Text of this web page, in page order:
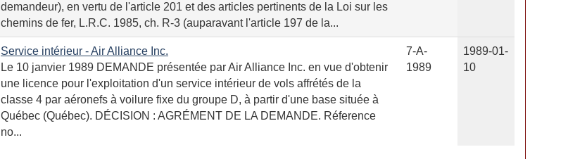
demandeur), en vertu de l'article 201 et des articles pertinents de la Loi sur les
chemins de fer, L.R.C. 1985, ch. R-3 (auparavant l'article 197 de la...
Service intérieur - Air Alliance Inc.
Le 10 janvier 1989 DEMANDE présentée par Air Alliance Inc. en vue d'obtenir
une licence pour l'exploitation d'un service intérieur de vols affrétés de la
classe 4 par aéronefs à voilure fixe du groupe D, à partir d'une base située à
Québec (Québec). DÉCISION : AGRÉMENT DE LA DEMANDE. Réference
no...
7-A-
1989
1989-01-
10